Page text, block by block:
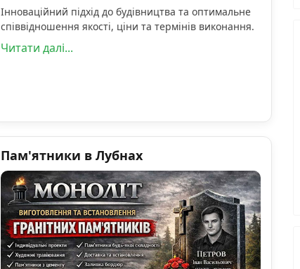
Інноваційний підхід до будівництва та оптимальне
співвідношення якості, ціни та термінів виконання.
Читати далі...
Пам'ятники в Лубнах